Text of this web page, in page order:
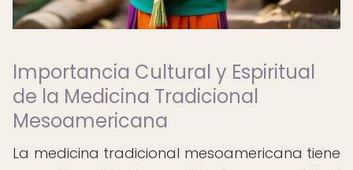
Importancia Cultural y Espiritual
de la Medicina Tradicional
Mesoamericana
La medicina tradicional mesoamericana tiene